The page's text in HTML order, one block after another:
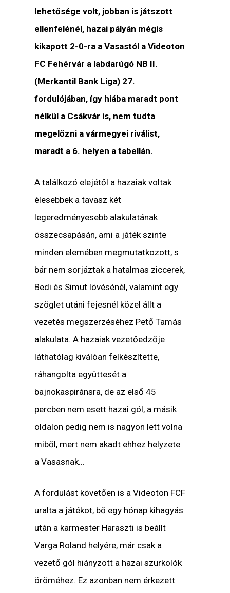
lehetősége volt, jobban is játszott
ellenfelénél, hazai pályán mégis
kikapott 2-0-ra a Vasastól a Videoton
FC Fehérvár a labdarúgó NB II.
(Merkantil Bank Liga) 27.
fordulójában, így hiába maradt pont
nélkül a Csákvár is, nem tudta
megelőzni a vármegyei riválist,
maradt a 6. helyen a tabellán.
A találkozó elejétől a hazaiak voltak
élesebbek a tavasz két
legeredményesebb alakulatának
összecsapásán, ami a játék szinte
minden elemében megmutatkozott, s
bár nem sorjáztak a hatalmas ziccerek,
Bedi és Simut lövésénél, valamint egy
szöglet utáni fejesnél közel állt a
vezetés megszerzéséhez Pető Tamás
alakulata. A hazaiak vezetőedzője
láthatólag kiválóan felkészítette,
ráhangolta együttesét a
bajnokaspiránsra, de az első 45
percben nem esett hazai gól, a másik
oldalon pedig nem is nagyon lett volna
miből, mert nem akadt ehhez helyzete
a Vasasnak…
A fordulást követően is a Videoton FCF
uralta a játékot, bő egy hónap kihagyás
után a karmester Haraszti is beállt
Varga Roland helyére, már csak a
vezető gól hiányzott a hazai szurkolók
öröméhez. Ez azonban nem érkezett